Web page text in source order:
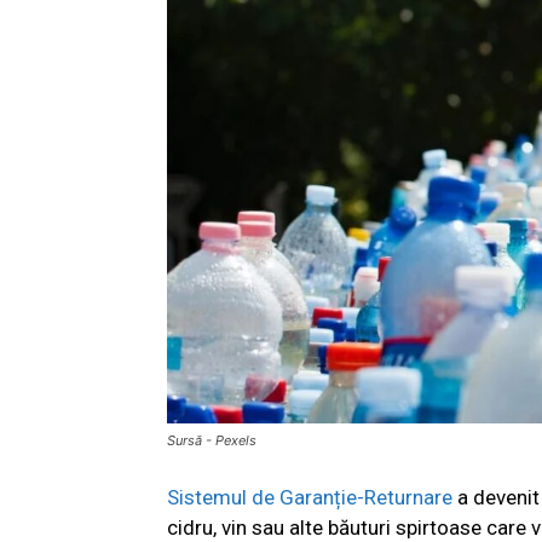
Sursă - Pexels
Sistemul de Garanție-Returnare a
cidru, vin sau alte băuturi spirtoase care